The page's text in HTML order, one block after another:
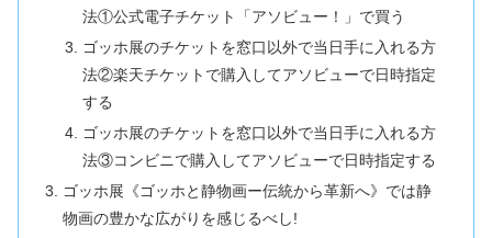
法①公式電子チケット「アソビュー！」で買う
ゴッホ展のチケットを窓口以外で当日手に入れる方
法②楽天チケットで購入してアソビューで日時指定
する
ゴッホ展のチケットを窓口以外で当日手に入れる方
法③コンビニで購入してアソビューで日時指定する
ゴッホ展《ゴッホと静物画ー伝統から革新へ》では静
物画の豊かな広がりを感じるべし!